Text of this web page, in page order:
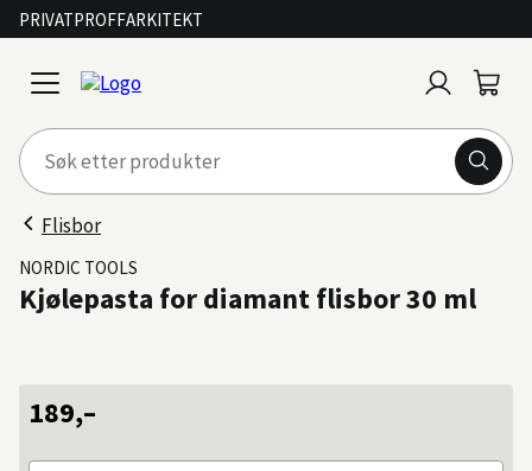
PRIVATPROFFARKITEKT
open
menu
inn
Flisbor
NORDIC TOOLS
Kjølepasta for diamant flisbor 30 ml
189,–